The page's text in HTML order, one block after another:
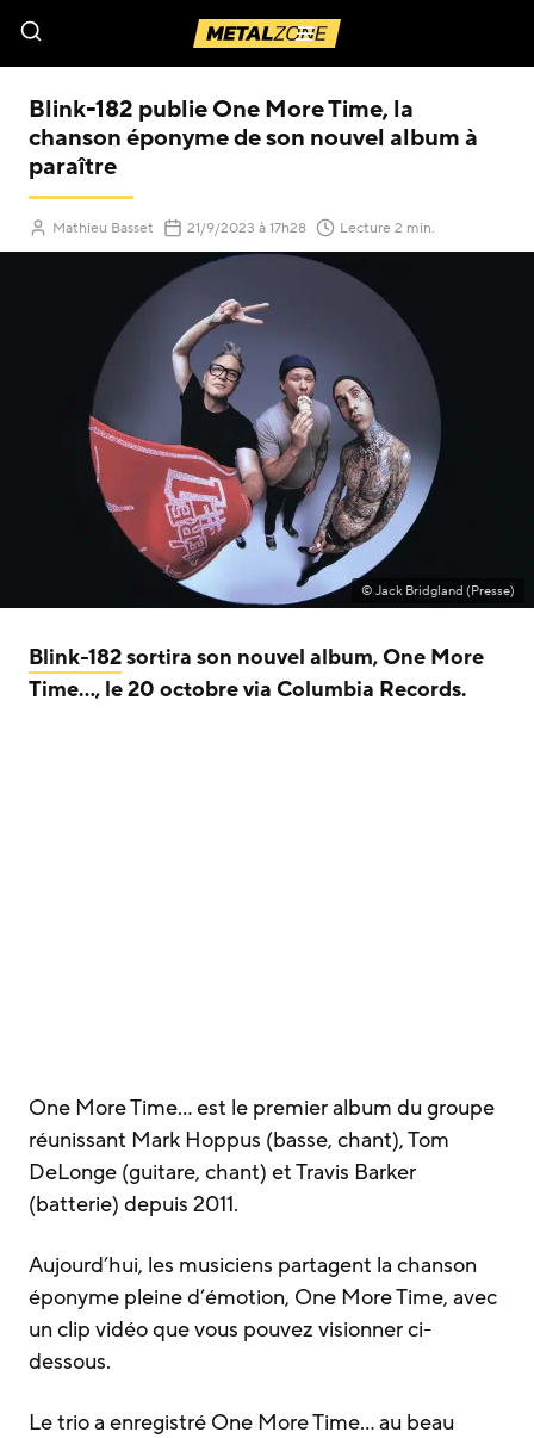
Menu
Blink-182 publie One More Time, la
chanson éponyme de son nouvel album à
paraître
Mathieu Basset 21/9/2023 à 17h28 Lecture 2 min.
© Jack Bridgland (Presse)
Blink-182sortira son nouvel album, One More
Time…, le 20 octobre via Columbia Records.
One More Time… est le premier album du groupe
réunissant Mark Hoppus (basse, chant), Tom
DeLonge (guitare, chant) et Travis Barker
(batterie) depuis 2011.
Aujourd’hui, les musiciens partagent la chanson
éponyme pleine d’émotion, One More Time, avec
un clip vidéo que vous pouvez visionner ci-
dessous.
Le trio a enregistré One More Time… au beau